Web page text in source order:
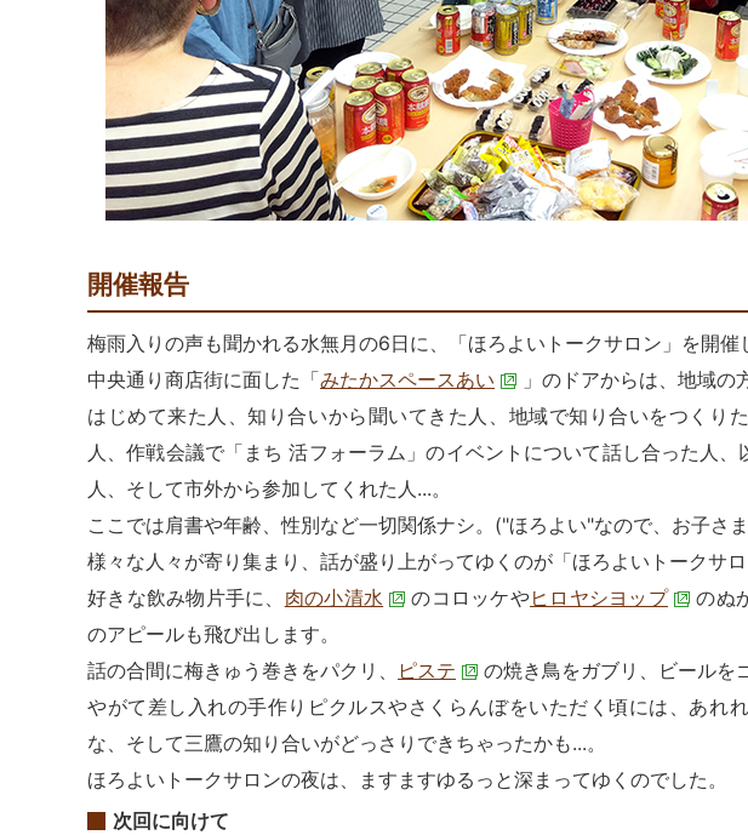
開催報告
梅雨入りの声も聞かれる水無月の6日に、「ほろよいトークサロン」を開催
中央通り商店街に面した「みたかスペースあい
」のドアからは、地域の
はじめて来た人、知り合いから聞いてきた人、地域で知り合いをつくり
人、作戦会議で「まち 活フォーラム」のイベントについて話し合った人
人、そして市外から参加してくれた人...。
ここでは肩書や年齢、性別など一切関係ナシ。("ほろよい"なので、お子さ
様々な人々が寄り集まり、話が盛り上がってゆくのが「ほろよいトークサロ
好きな飲み物片手に、 肉の小清水 のコロッケやヒロヤシヨップ
のぬ
のアピールも飛び出します。
話の合間に梅きゅう巻きをパクリ、
ピステ
の焼き鳥をガブリ、ビールを
やがて差し入れの手作りピクルスやさくらんぼをいただく頃には、あれ
な、そして三鷹の知り合いがどっさりできちゃったかも...。
ほろよいトークサロンの夜は、ますますゆるっと深まってゆくのでした。
次回に向けて